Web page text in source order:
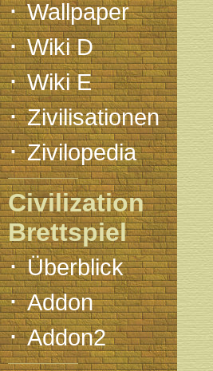
·Wallpaper
·Wiki D
·Wiki E
·Zivilisationen
·Zivilopedia
Civilization
Brettspiel
·Überblick
·Addon
·Addon2